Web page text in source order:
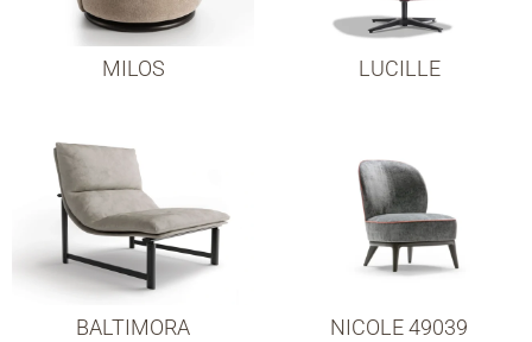
MILOS LUCILLE
BALTIMORA NICOLE 49039